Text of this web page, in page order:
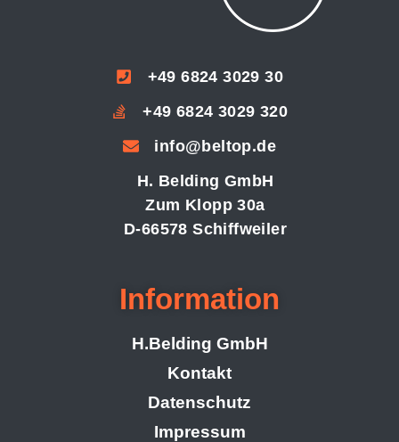
+49 6824 3029 30
+49 6824 3029 320
info@beltop.de
H. Belding GmbH
Zum Klopp 30a
D-66578 Schiffweiler
Information
H.Belding GmbH
Kontakt
Datenschutz
Impressum